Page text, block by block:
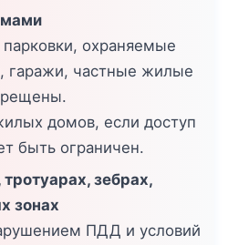
охраняемые
гаражи, частные жилые
домов, если доступ
быть ограничен.
тротуарах, зебрах,
зонах
ПДД и условий